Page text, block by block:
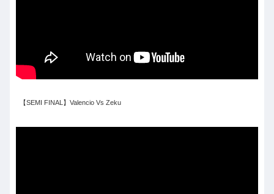
【SEMI FINAL】Valencio Vs Zeku